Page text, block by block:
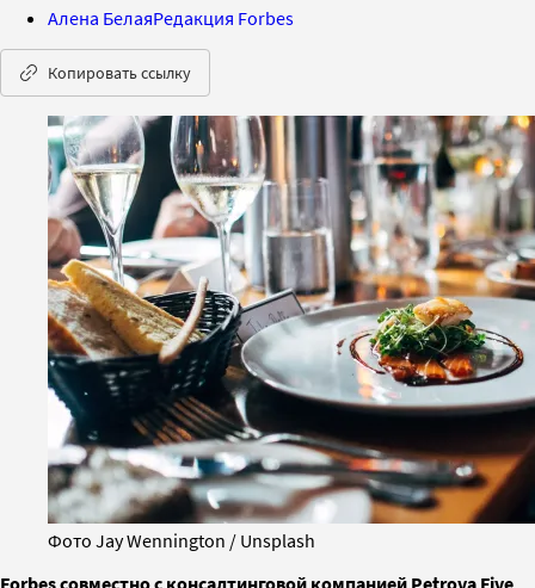
Алена БелаяРедакция Forbes
Копировать ссылку
Фото Jay Wennington / Unsplash
Forbes совместно с консалтинговой компанией Petrova Five